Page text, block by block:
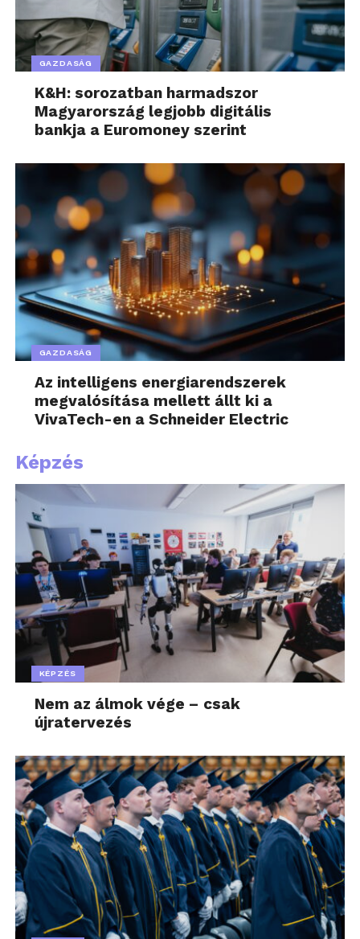
GAZDASÁG
K&H: sorozatban harmadszor
Magyarország legjobb digitális
bankja a Euromoney szerint
GAZDASÁG
Az intelligens energiarendszerek
megvalósítása mellett állt ki a
VivaTech-en a Schneider Electric
Képzés
KÉPZÉS
Nem az álmok vége – csak
újratervezés